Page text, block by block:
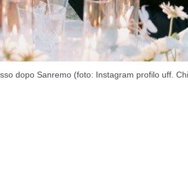
dopo Sanremo (foto: Instagram profilo uff.